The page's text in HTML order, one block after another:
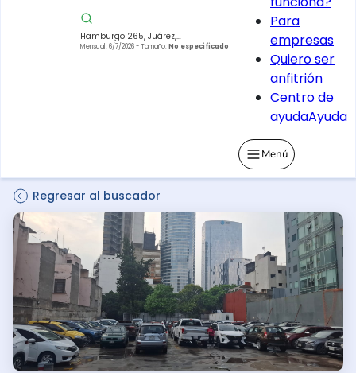
Hamburgo 265, Juárez,
Cuauhtémoc, 06600 Ciudad de
Mensual: 6/7/2026- Tamaño: No especificado
Para
empresas
Quiero ser
anfitrión
Centro de
ayudaAyuda
Menú
Regresar al buscador